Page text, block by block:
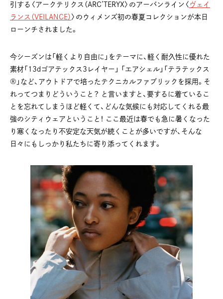
引する〈アークテリクス（ARC’TERYX〉のアーバンライン〈 ヴェイ
ランス（VEILANCE） 〉のウィメンズ初の春夏コレクションが本日
ローンチされました。
今シーズンは「軽くより自由に」をテーマに、軽く耐久性に優れた
素材「13dゴアテックス3レイヤー」 「エアシェル」「テラテックス
®」など、アウトドアで培ったテクニカルファブリックを採用。そ
れってつまりどういうこと？ と言いますと、要するに着ているこ
とを忘れてしまうほど軽くて、どんな気候にも対応してくれる最
強のシティウェアということ！ ここ最近は春でも急に暑くなった
り寒くなったり不安定な天気が続くことが多いですが、そんな
日々にもしっかり私たちに寄り添ってくれます。